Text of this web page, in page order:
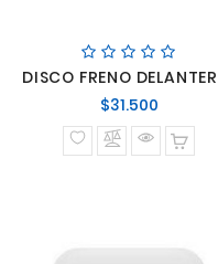
$31.500Precio
normal